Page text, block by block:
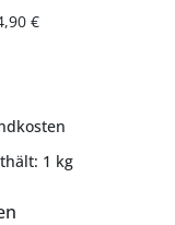
€
1 kg